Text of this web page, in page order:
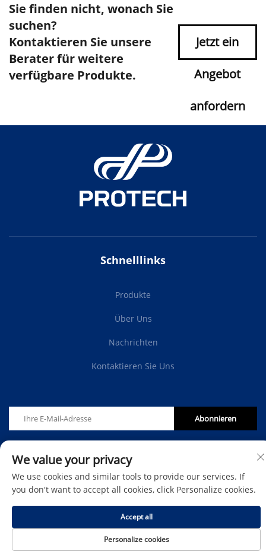
Sie finden nicht, wonach Sie
suchen?
Kontaktieren Sie unsere
Berater für weitere
verfügbare Produkte.
Jetzt ein
Angebot
anfordern
Schnelllinks
Produkte
Über Uns
Nachrichten
Kontaktieren Sie Uns
Abonnieren
Copyright © Protech Autoparts Co., Ltd. Alle Rechte
vorbehalten - Datenschutzrichtlinie
We value your privacy
We use cookies and similar tools to provide our services. If
you don't want to accept all cookies, click Personalize cookies.
Personalize cookies
Accept all